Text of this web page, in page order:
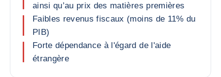
ainsi qu’au prix des matières premières
Faibles revenus fiscaux (moins de 11% du
PIB)
Forte dépendance à l'égard de l'aide
étrangère